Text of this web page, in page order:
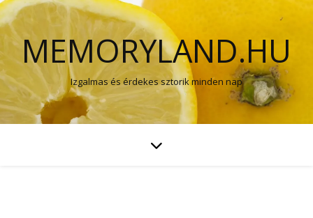
MEMORYLAND.HU
Izgalmas és érdekes sztorik minden nap